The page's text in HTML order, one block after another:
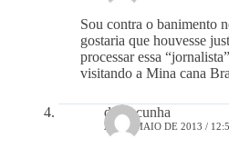
Sou contra o banimento
gostaria que houvesse
processar essa
visitando a Mina cana
darci cunha
25 DE MAIO DE 2013 /